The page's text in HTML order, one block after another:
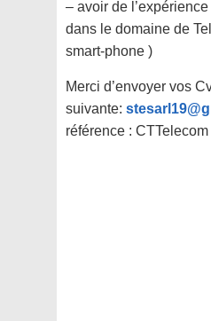
– avoir de
dans le domaine de
smart-phone )
Merci d’envoyer vos
suivante:
référence : CTTelecom